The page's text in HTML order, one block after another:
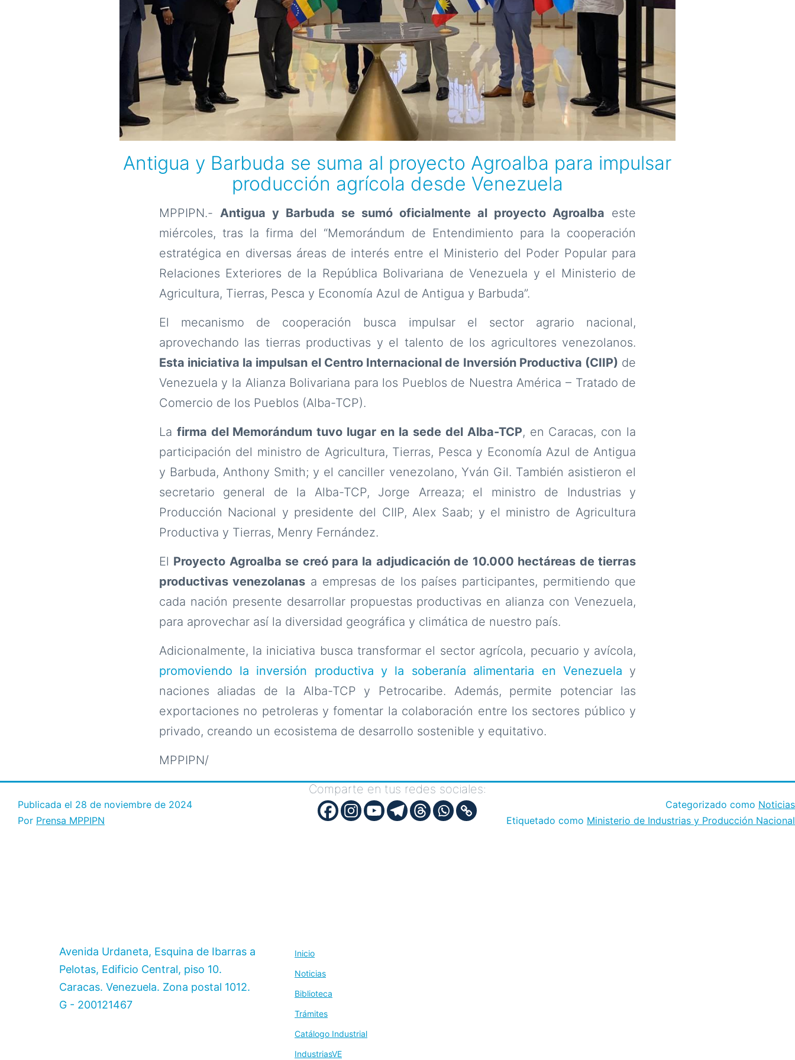
Antigua y Barbuda se suma al proyecto Agroalba para impulsar
producción agrícola desde Venezuela
MPPIPN.- Antigua y Barbuda se sumó oficialmente al proyecto Agroalba este
miércoles, tras la firma del “Memorándum de Entendimiento para la cooperación
estratégica en diversas áreas de interés entre el Ministerio del Poder Popular para
Relaciones Exteriores de la República Bolivariana de Venezuela y el Ministerio de
Agricultura, Tierras, Pesca y Economía Azul de Antigua y Barbuda”.
El mecanismo de cooperación busca impulsar el sector agrario nacional,
aprovechando las tierras productivas y el talento de los agricultores venezolanos.
Esta iniciativa la impulsan el Centro Internacional de Inversión Productiva (CIIP) de
Venezuela y la Alianza Bolivariana para los Pueblos de Nuestra América – Tratado de
Comercio de los Pueblos (Alba-TCP).
La firma del Memorándum tuvo lugar en la sede del Alba-TCP, en Caracas, con la
participación del ministro de Agricultura, Tierras, Pesca y Economía Azul de Antigua
y Barbuda, Anthony Smith; y el canciller venezolano, Yván Gil. También asistieron el
secretario general de la Alba-TCP, Jorge Arreaza; el ministro de Industrias y
Producción Nacional y presidente del CIIP, Alex Saab; y el ministro de Agricultura
Productiva y Tierras, Menry Fernández.
El Proyecto Agroalba se creó para la adjudicación de 10.000 hectáreas de tierras
productivas venezolanas a empresas de los países participantes, permitiendo que
cada nación presente desarrollar propuestas productivas en alianza con Venezuela,
para aprovechar así la diversidad geográfica y climática de nuestro país.
Adicionalmente, la iniciativa busca transformar el sector agrícola, pecuario y avícola,
promoviendo la inversión productiva y la soberanía alimentaria en Venezuela y
naciones aliadas de la Alba-TCP y Petrocaribe. Además, permite potenciar las
exportaciones no petroleras y fomentar la colaboración entre los sectores público y
privado, creando un ecosistema de desarrollo sostenible y equitativo.
MPPIPN/
Comparte en tus redes sociales:
Publicada el 28 de noviembre de 2024
Por Prensa MPPIPN
Categorizado como Noticias
Etiquetado como Ministerio de Industrias y Producción Nacional
Avenida Urdaneta, Esquina de Ibarras a
Pelotas, Edificio Central, piso 10.
Caracas. Venezuela. Zona postal 1012.
G - 200121467
Inicio
Noticias
Biblioteca
Trámites
Catálogo Industrial
IndustriasVE